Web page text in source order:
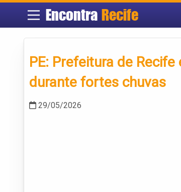
Encontra Recife
PE: Prefeitura de
durante fortes chuvas
29/05/2026